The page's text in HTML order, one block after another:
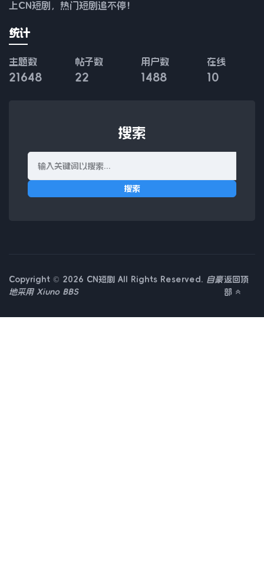
上CN短剧，热门短剧追不停！
统计
主题数
21648
帖子数
22
用户数
1488
在线
10
搜索
搜索
Copyright © 2026 CN短剧 All Rights Reserved. 自豪
地采用 Xiuno BBS
返回顶
部